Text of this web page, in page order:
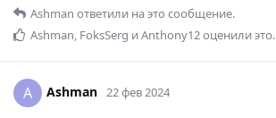
Ashman ответили на это сообщение.
Ashman, FoksSerg иAnthony12оценили это.
A Ashman 22 фев 2024